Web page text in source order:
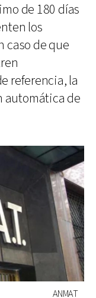
de 180 días
los
caso de que
referencia, la
automática de
ANMAT